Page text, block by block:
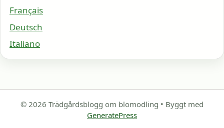
Français
Deutsch
Italiano
© 2026 Trädgårdsblogg om blomodling • Byggt med
GeneratePress